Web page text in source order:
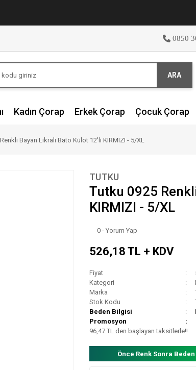
0850
ARA
Kadın Çorap Erkek Çorap Çocuk Çorap
Bayan Likralı Bato Külot 12'li KIRMIZI - 5/XL
TUTKU
Tutku 0925
KIRMIZI - 5/XL
0 - Yorum Yap
526,18 TL + KDV
Fiyat
Kategori
Marka
Stok Kodu
Beden Bilgisi
Promosyon
96,47 TL den başlayan taksitlerle!!
Önce Renk Sonra